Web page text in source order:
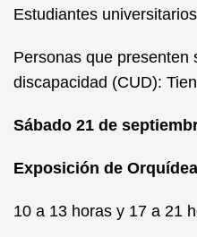
Estudiantes
Personas que presenten
discapacidad (CUD):
Sábado 21 de
Exposición de
10 a 13 horas y 17 a 21